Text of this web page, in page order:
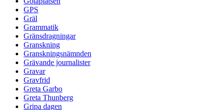
GPS
Gräl
Grammatik
Gränsdragningar
Granskning
Granskningsnämnden
Grävande journalister
Gravar
Gravfrid
Greta Garbo
Greta Thunberg
Gripa dagen